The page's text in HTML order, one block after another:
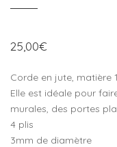
25,00€
Corde en jute, matière
Elle est idéale pour
murales, des portes
4 plis
3mm de diamètre